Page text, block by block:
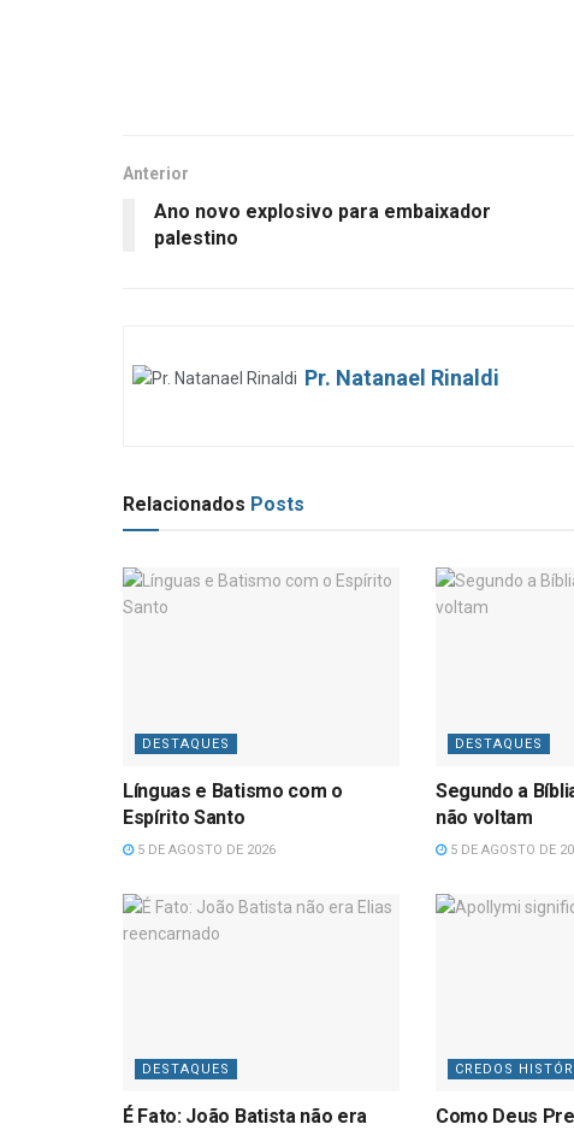
Anterior
Ano novo explosivo para embaixador
palestino
Pr. Natanael Rinaldi
Relacionados Posts
DESTAQUES
Línguas e Batismo com o
Espírito Santo
5 DE AGOSTO DE 2026
DESTAQUES
Segundo a
não voltam
5 DE AGOSTO DE
DESTAQUES
É Fato: João Batista não era
CREDOS
Como Deus